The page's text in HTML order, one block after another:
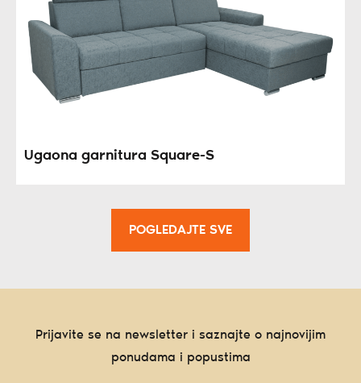
Ugaona garnitura Square-S
POGLEDAJTE SVE
Prijavite se na newsletter i saznajte o najnovijim
ponudama i popustima